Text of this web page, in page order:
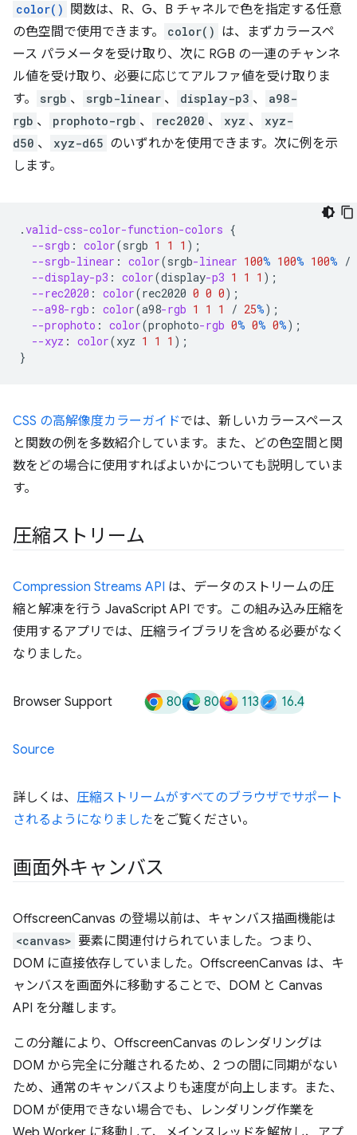
color() 関数は、R、G、B チャネルで色を指定する任意
の色空間で使用できます。
color() は、まずカラースペ
ース パラメータを受け取り、次に RGB の一連のチャンネ
ル値を受け取り、必要に応じてアルファ値を受け取りま
す。
srgb 、 srgb-linear 、 display-p3 、
a98-
rgb 、 prophoto-rgb 、 rec2020 、 xyz 、
xyz-
d50 、 xyz-d65 のいずれかを使用できます。次に例を示
します。
.valid-css-color-function-colors {
--srgb : color(srgb 1 1 1 );
--srgb-linear : color(srgb-linear 100% 100% 100% /
--display-p3 : color(display-p3 1 1 1 );
--rec2020 : color(rec2020 0 0 0);
--a98-rgb : color(a98-rgb 1 1 1 / 25%);
--prophoto : color(prophoto-rgb 0% 0% 0%);
--xyz : color(xyz 1 1 1 );
}
CSS の高解像度カラーガイドでは、新しいカラースペース
と関数の例を多数紹介しています。また、どの色空間と関
数をどの場合に使用すればよいかについても説明していま
す。
圧縮ストリーム
Compression Streams API は、データのストリームの圧
縮と解凍を行う JavaScript API です。この組み込み圧縮を
使用するアプリでは、圧縮ライブラリを含める必要がなく
なりました。
Browser Support 80 80 113 16.4
Source
詳しくは、 圧縮ストリームがすべてのブラウザでサポート
されるようになりましたをご覧ください。
画面外キャンバス
OffscreenCanvas の登場以前は、キャンバス描画機能は
<canvas> 要素に関連付けられていました。つまり、
DOM に直接依存していました。OffscreenCanvas は、キ
ャンバスを画面外に移動することで、DOM と Canvas
API を分離します。
この分離により、OffscreenCanvas のレンダリングは
DOM から完全に分離されるため、2 つの間に同期がない
ため、通常のキャンバスよりも速度が向上します。また、
DOM が使用できない場合でも、レンダリング作業を